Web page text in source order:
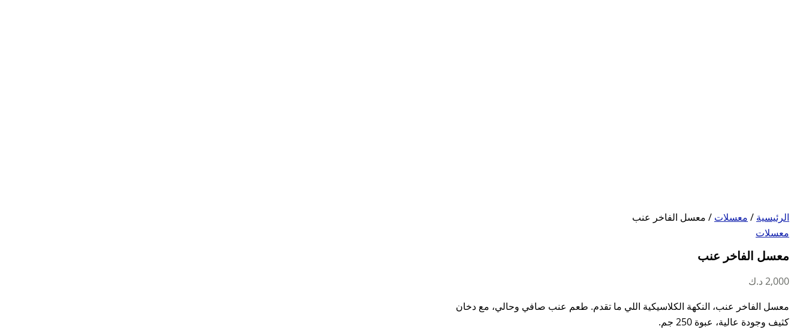
الرئيسية / معسلات / معسل الفاخر عنب
معسلات
معسل الفاخر عنب
2,000 د.ك
معسل الفاخر عنب، النكهة الكلاسيكية اللي ما تقدم. طعم عنب صافي وحالي، مع دخان
كثيف وجودة عالية، عبوة 250 جم.